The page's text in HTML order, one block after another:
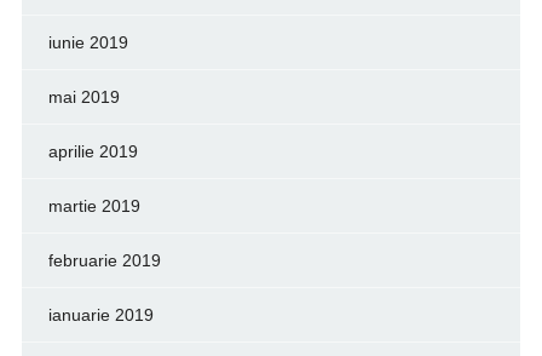
iunie 2019
mai 2019
aprilie 2019
martie 2019
februarie 2019
ianuarie 2019